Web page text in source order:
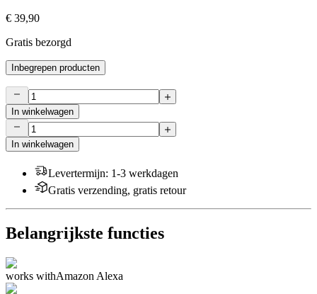
€ 39,90
Gratis bezorgd
Inbegrepen producten
In winkelwagen
In winkelwagen
Levertermijn: 1-3 werkdagen
Gratis verzending, gratis retour
Belangrijkste functies
works withAmazon Alexa